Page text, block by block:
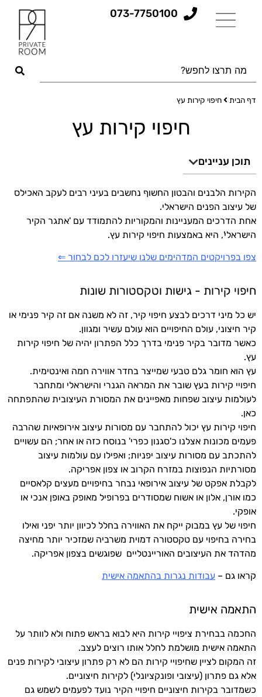
073-7750100
דף הבית חיפוי קירות עץ
חיפוי קירות עץ
תוכן עניינים
הקירות הלבנים והבטון החשוף נחשבים בעיני רבים לעקב האכילס
של עיצוב הפנים הישראלי.
אחת הדרכים המעניינות והמקוריות להתמודד עם 'אתגר הקיר
הישראלי', היא באמצעות חיפוי קירות עץ.
צפו בפרויקטים המדהימים שלנו שיעזרו לכם לבחור ⇐
חיפוי קירות - גישות וטקסטורות שונות
יש כל מיני דרכים לבצע חיפוי קיר, זה לא משנה אם זה קיר פנימי או
קיר חיצוני, עולם החיפויים הוא עולם עשיר ומגוון.
כאשר מדובר בקיר פנימי בדרך כלל הפתרון יהיה של חיפוי קירות
עץ.
עץ הוא חומר גלם טבעי שמייצר בחדר אווירה חמה ואינטימית.
חיפויי קירות בעץ שובר את המראה הגנרי והישראלי ומתחבר
לעולמות עיצוב שפחות מאפיינים את המסורת העיצובית שהתפתחה
כאן.
חיפוי קירות עץ יכול להתחבר עם מסורות עיצוב אירופאיות שהרבה
פעמים מכונות אצלנו כ'סגנון כפרי' בנוסח כזה או אחר; הם עשויים
להתכתב עם מסורות עיצוב יפניות; ואפילו עם עולמות עיצוב
מסורתיות הנפוצות במזרח הקרוב או צפון אפריקה.
לקבלת אפקט של עיצוב אירופאי נבחר בחיפויים מעצים קלאסיים
כמו אורן, אלון או אשוח שמסודרים בפרופיל מאופק באופן אנכי או
אופקי.
חיפוי של עץ במבוק ייקח את האווירה בחלל לכיוון יותר יפני ואילו
בחירה בחיפוי עם טקסטורה דמוית משרביה שמזכיר יותר מחיצה
מהדהד את העיצובים האוריינטליים שפוגשים בצפון אפריקה.
קראו גם – עבודות נגרות בהתאמה אישית
התאמה אישית
החכמה בבחירת ציפויי קירות היא לבוא בראש פתוח ולא לוותר על
התאמה אישית מושלמת לחלל אותו רוצים לעצב.
זה המקום לציין שחיפויי קירות הם לא רק פתרון עיצובי לקירות פנים
אלא גם פתרון (עיצובי ופונקציונלי) לקירות חיצוניים.
כשמדובר בקירות חיצוניים חיפויי הקיר נועד לפעמים לשמש גם